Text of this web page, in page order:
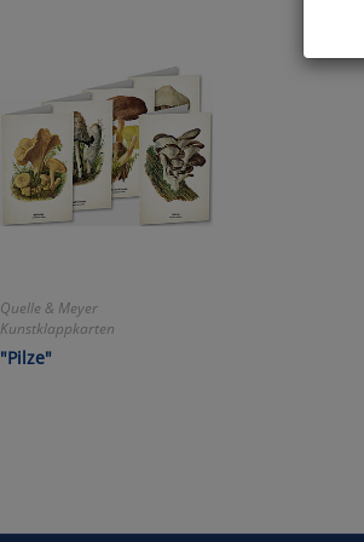
Quelle & Meyer
Kunstklappkarten
"Pilze"